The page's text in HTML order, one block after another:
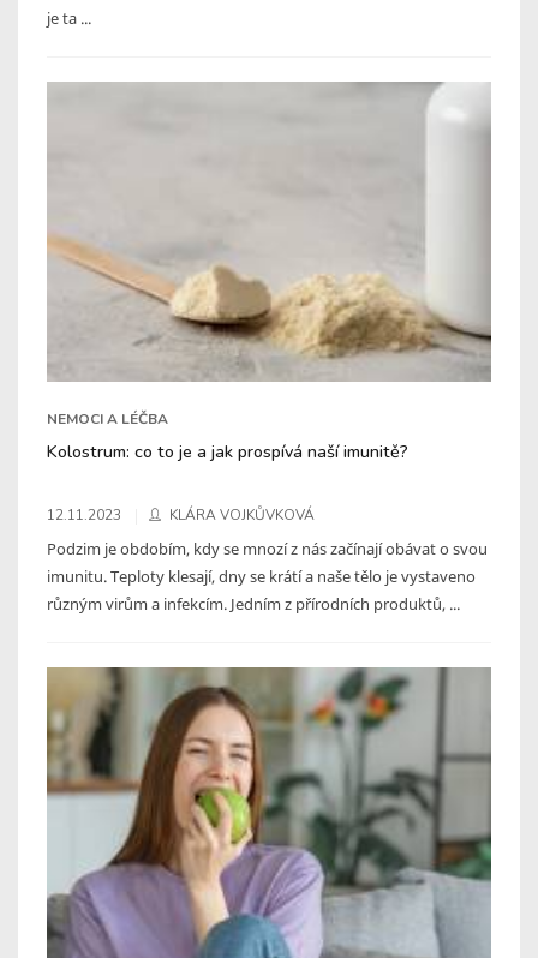
je ta ...
NEMOCI A LÉČBA
Kolostrum: co to je a jak prospívá naší imunitě?
12.11.2023 KLÁRA VOJKŮVKOVÁ
Podzim je obdobím, kdy se mnozí z nás začínají obávat o svou
imunitu. Teploty klesají, dny se krátí a naše tělo je vystaveno
různým virům a infekcím. Jedním z přírodních produktů, ...